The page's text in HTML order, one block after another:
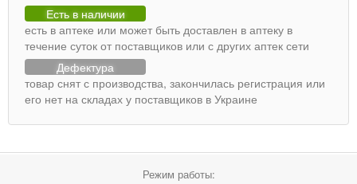
Есть в наличии
есть в аптеке или может быть доставлен в аптеку в
течение суток от поставщиков или с других аптек сети
Дефектура
товар снят с производства, закончилась регистрация или
его нет на складах у поставщиков в Украине
Режим работы: